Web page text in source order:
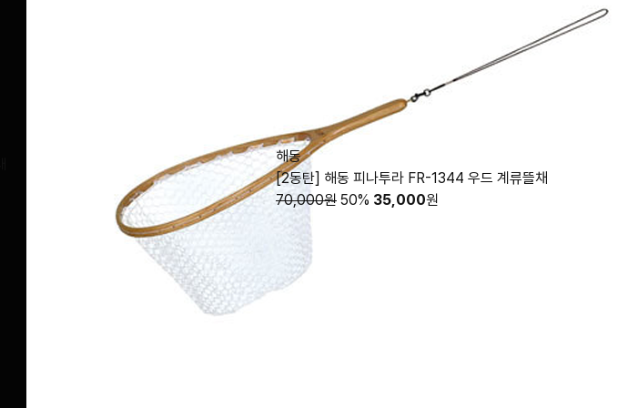
해동
[2동탄] 해동 피나투라 FR-1344 우드 계류뜰채
70,000원 50% 35,000원